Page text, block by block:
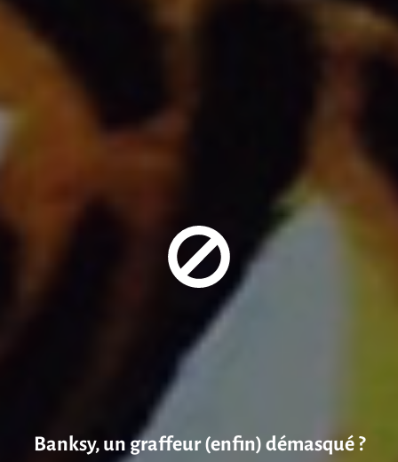
Banksy, un graffeur (enfin) démasqué ?